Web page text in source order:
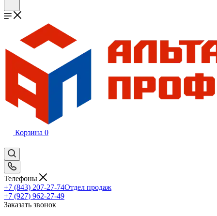
Корзина 0
Телефоны
+7 (843) 207-27-74Отдел продаж
+7 (927) 962-27-49
Заказать звонок